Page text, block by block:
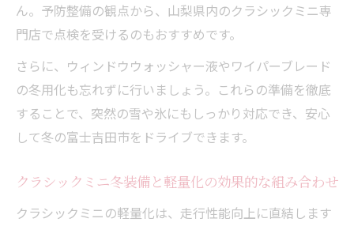
ん。予防整備の観点から、山梨県内のクラシックミニ専
門店で点検を受けるのもおすすめです。
さらに、ウィンドウウォッシャー液やワイパーブレード
の冬用化も忘れずに行いましょう。これらの準備を徹底
することで、突然の雪や氷にもしっかり対応でき、安心
して冬の富士吉田市をドライブできます。
クラシックミニ冬装備と軽量化の効果的な組み合わせ
クラシックミニの軽量化は、走行性能向上に直結します